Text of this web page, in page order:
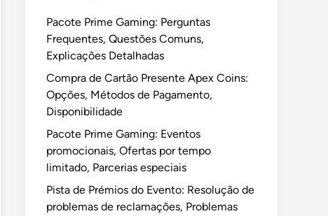
Pacote Prime Gaming: Perguntas
Frequentes, Questões Comuns,
Explicações Detalhadas
Compra de Cartão Presente Apex Coins:
Opções, Métodos de Pagamento,
Disponibilidade
Pacote Prime Gaming: Eventos
promocionais, Ofertas por tempo
limitado, Parcerias especiais
Pista de Prémios do Evento: Resolução de
problemas de reclamações, Problemas